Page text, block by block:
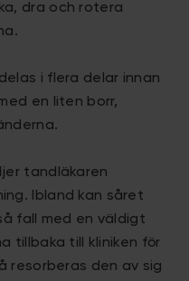
dra och rotera
i flera delar innan
en liten borr,
tandläkaren
Ibland kan såret
fall med en väldigt
tillbaka till kliniken för
resorberas den av sig